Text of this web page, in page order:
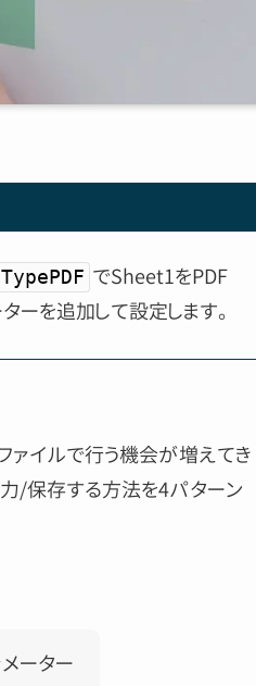
でSheet1をPDF
ーを追加して設定します。
ァイルで行う機会が増えてき
/保存する方法を4パターン
ーター